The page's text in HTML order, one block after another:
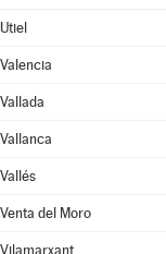
Utiel
Valencia
Vallada
Vallanca
Vallés
Venta del Moro
Vilamarxant